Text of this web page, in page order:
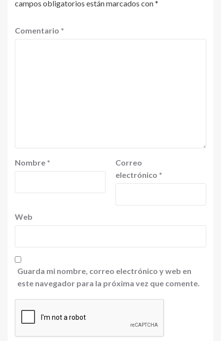
campos obligatorios están marcados con*
Comentario *
Nombre *
Correo
electrónico *
Web
Guarda mi nombre, correo electrónico y web en
este navegador para la próxima vez que comente.